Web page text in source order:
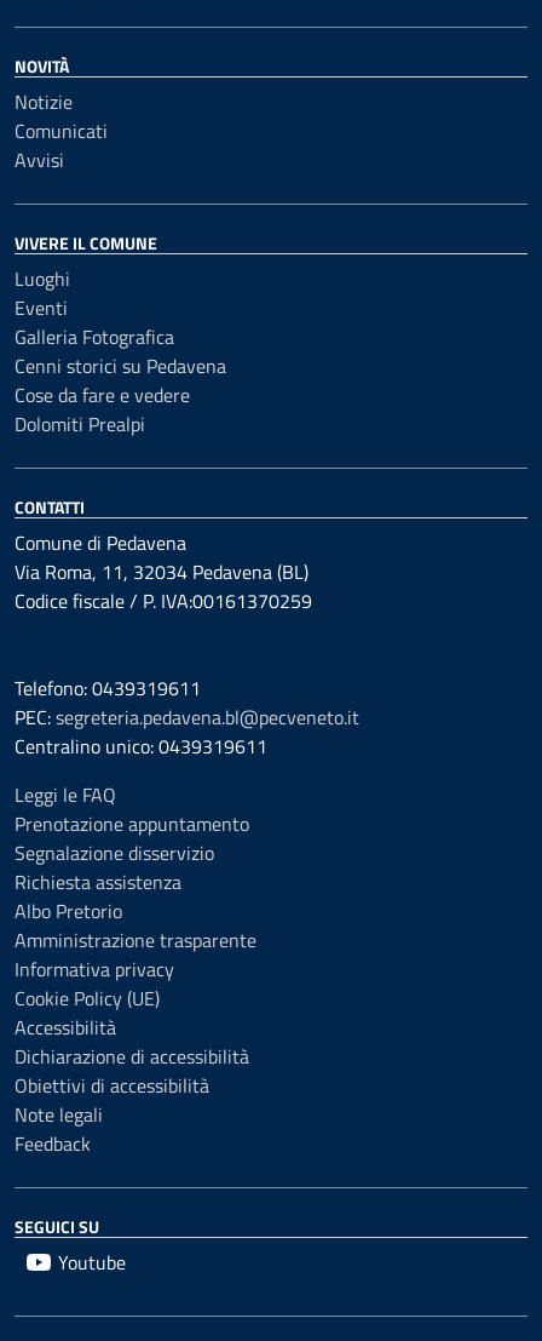
NOVITÀ
Notizie
Comunicati
Avvisi
VIVERE IL COMUNE
Luoghi
Eventi
Galleria Fotografica
Cenni storici su Pedavena
Cose da fare e vedere
Dolomiti Prealpi
CONTATTI
Comune di Pedavena
Via Roma, 11, 32034 Pedavena (BL)
Codice fiscale / P. IVA:00161370259
Telefono: 0439319611
PEC:segreteria.pedavena.bl@pecveneto.it
Centralino unico: 0439319611
Leggi le FAQ
Prenotazione appuntamento
Segnalazione disservizio
Richiesta assistenza
Albo Pretorio
Amministrazione trasparente
Informativa privacy
Cookie Policy (UE)
Accessibilità
Dichiarazione di accessibilità
Obiettivi di accessibilità
Note legali
Feedback
SEGUICI SU
Youtube